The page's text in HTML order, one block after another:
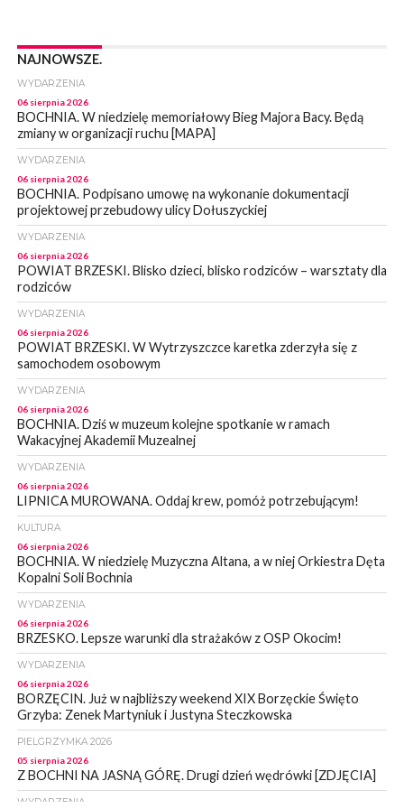
NAJNOWSZE.
WYDARZENIA
06 sierpnia 2026
BOCHNIA. W niedzielę memoriałowy Bieg Majora Bacy. Będą
zmiany w organizacji ruchu [MAPA]
WYDARZENIA
06 sierpnia 2026
BOCHNIA. Podpisano umowę na wykonanie dokumentacji
projektowej przebudowy ulicy Dołuszyckiej
WYDARZENIA
06 sierpnia 2026
POWIAT BRZESKI. Blisko dzieci, blisko rodziców – warsztaty dla
rodziców
WYDARZENIA
06 sierpnia 2026
POWIAT BRZESKI. W Wytrzyszczce karetka zderzyła się z
samochodem osobowym
WYDARZENIA
06 sierpnia 2026
BOCHNIA. Dziś w muzeum kolejne spotkanie w ramach
Wakacyjnej Akademii Muzealnej
WYDARZENIA
06 sierpnia 2026
LIPNICA MUROWANA. Oddaj krew, pomóż potrzebującym!
KULTURA
06 sierpnia 2026
BOCHNIA. W niedzielę Muzyczna Altana, a w niej Orkiestra Dęta
Kopalni Soli Bochnia
WYDARZENIA
06 sierpnia 2026
BRZESKO. Lepsze warunki dla strażaków z OSP Okocim!
WYDARZENIA
06 sierpnia 2026
BORZĘCIN. Już w najbliższy weekend XIX Borzęckie Święto
Grzyba: Zenek Martyniuk i Justyna Steczkowska
PIELGRZYMKA 2026
05 sierpnia 2026
Z BOCHNI NA JASNĄ GÓRĘ. Drugi dzień wędrówki [ZDJĘCIA]
WYDARZENIA